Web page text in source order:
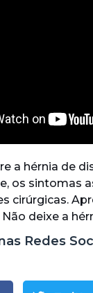
a hérnia de
os sintomas
cirúrgicas.
deixe a
Redes